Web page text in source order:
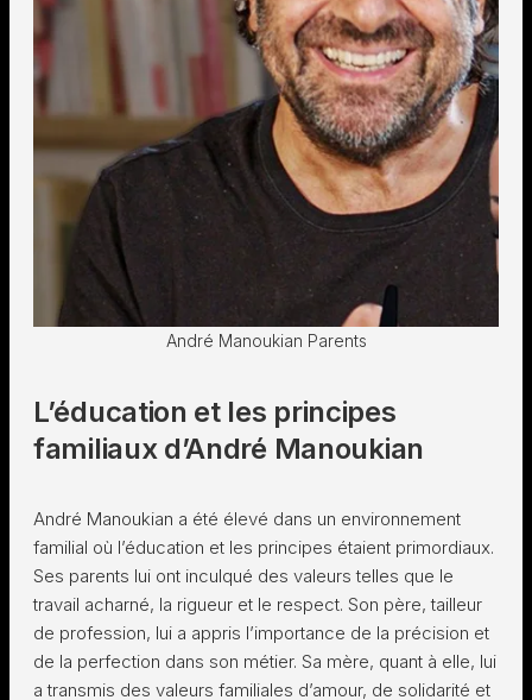
André Manoukian Parents
L’éducation et les principes
familiaux d’André Manoukian
André Manoukian a été élevé dans un environnement
familial où l’éducation et les principes étaient primordiaux.
Ses parents lui ont inculqué des valeurs telles que le
travail acharné, la rigueur et le respect. Son père, tailleur
de profession, lui a appris l’importance de la précision et
de la perfection dans son métier. Sa mère, quant à elle, lui
a transmis des valeurs familiales d’amour, de solidarité et